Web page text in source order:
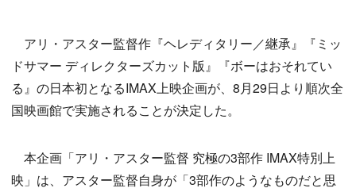
アリ・アスター監督作『ヘレディタリー／継承』『ミッ
ドサマー ディレクターズカット版』『ボーはおそれてい
る』の日本初となるIMAX上映企画が、8月29日より順次全
国映画館で実施されることが決定した。
本企画「アリ・アスター監督 究極の3部作 IMAX特別上
映」は、アスター監督自身が「3部作のようなものだと思